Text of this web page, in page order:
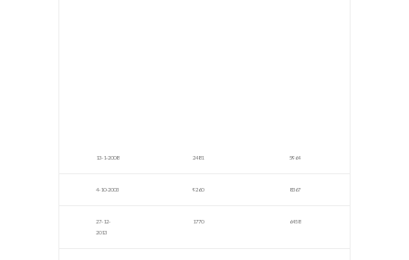
13-1-2008 2481 5964
4-10-2003 9260 8367
27-12-
2013
1770 6458